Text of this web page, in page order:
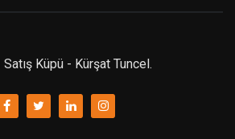
Küpü - Kürşat Tuncel.